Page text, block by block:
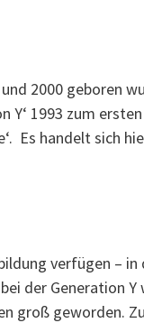
2000 geboren
1993 zum
Es handelt sich
verfügen –
der Generation
groß geworden.